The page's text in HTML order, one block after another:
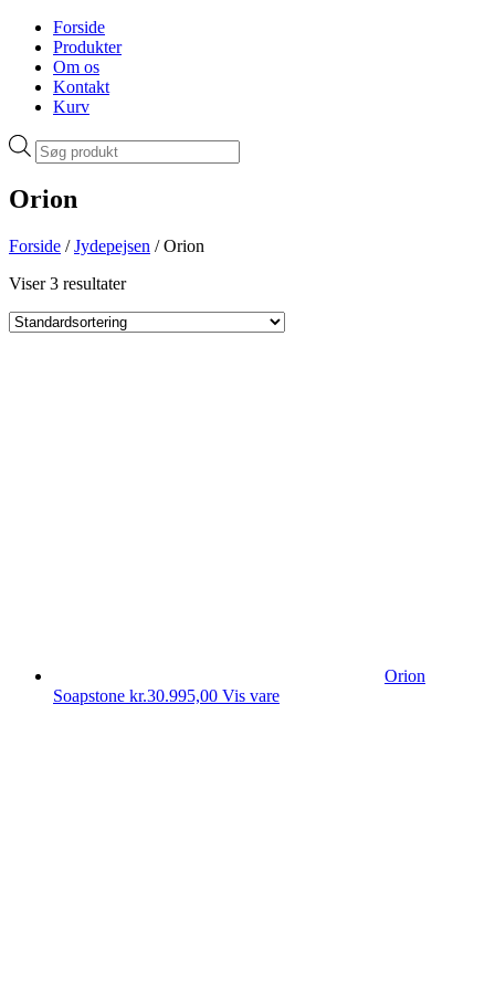
Forside
Produkter
Om os
Kontakt
Kurv
Products
search
Orion
Forside /Jydepejsen / Orion
Viser 3 resultater
Orion
Soapstone kr.30.995,00 Vis vare